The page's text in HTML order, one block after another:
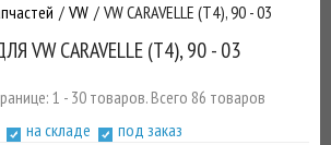
VW VW CARAVELLE (T4), 90 - 03
VW CARAVELLE (T4), 90 - 03
1 - 30 товаров. Всего 86 товаров
на складе под заказ